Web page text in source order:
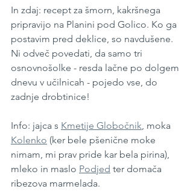
In zdaj: recept za šmorn, kakršnega
pripravijo na Planini pod Golico. Ko ga
postavim pred deklice, so navdušene.
Ni odveč povedati, da samo tri
osnovnošolke - resda lačne po dolgem
dnevu v učilnicah - pojedo vse, do
zadnje drobtinice!
Info: jajca s Kmetije Globočnik , moka
Kolenko (ker bele pšenične moke
nimam, mi prav pride kar bela pirina),
mleko in maslo Podjed ter domača
ribezova marmelada.